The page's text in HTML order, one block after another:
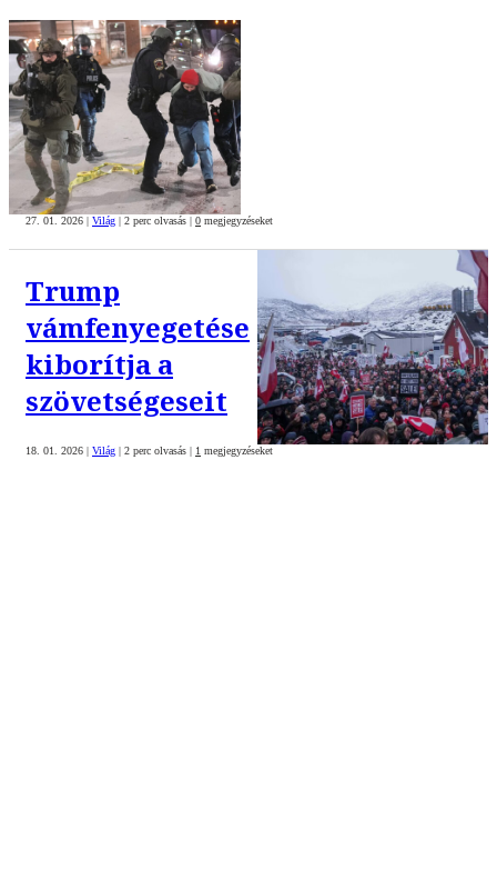
27. 01. 2026 | Világ | 2 perc olvasás | 0 megjegyzéseket
Trump
vámfenyegetése
kiborítja a
szövetségeseit
18. 01. 2026 | Világ | 2 perc olvasás | 1 megjegyzéseket